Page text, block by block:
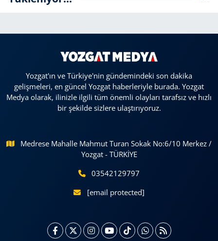
Yozgat'ın ve Türkiye'nin gündemindeki son dakika
gelişmeleri, en güncel Yozgat haberleriyle burada. Yozgat
Medya olarak, ilinizle ilgili tüm önemli olayları tarafsız ve hızlı
bir şekilde sizlere ulaştırıyoruz.
Medrese Mahalle Mahmut Turan Sokak No:6/10 Merkez /
Yozgat - TÜRKİYE
03542129797
[email protected]